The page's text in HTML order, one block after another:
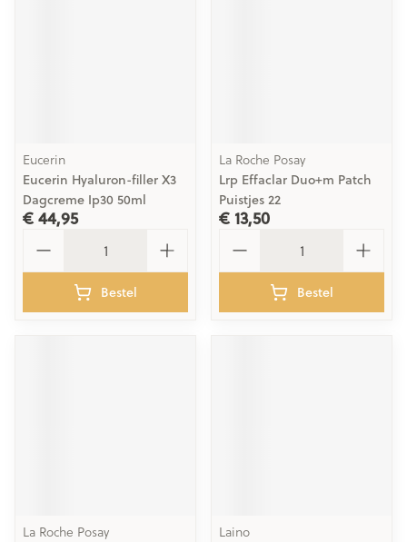
Eucerin
Eucerin Hyaluron-filler X3
Dagcreme Ip30 50ml
€ 44,95
Bestel
La Roche Posay
Lrp Effaclar Duo+m Patch
Puistjes 22
€ 13,50
Bestel
La Roche Posay
Laino